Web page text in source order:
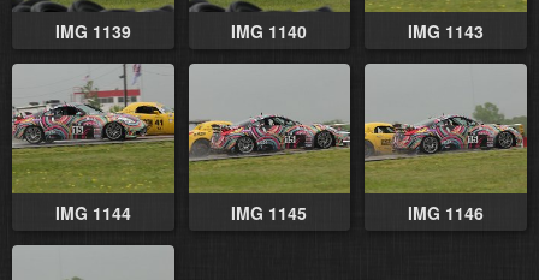
IMG 1139 IMG 1140 IMG 1143
IMG 1144 IMG 1145 IMG 1146